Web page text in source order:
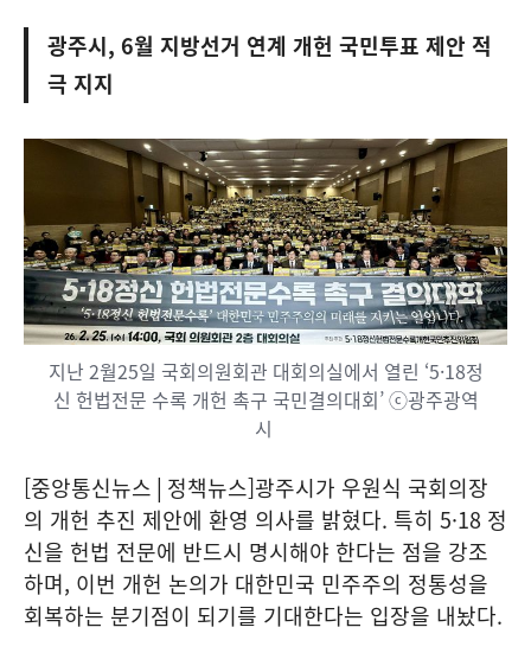
광주시, 6월 지방선거 연계 개헌 국민투표 제안 적
극 지지
지난 2월25일 국회의원회관 대회의실에서 열린 ‘5·18정
신 헌법전문 수록 개헌 촉구 국민결의대회’ ⓒ광주광역
시
[중앙통신뉴스│정책뉴스]광주시가 우원식 국회의장
의 개헌 추진 제안에 환영 의사를 밝혔다. 특히 5·18 정
신을 헌법 전문에 반드시 명시해야 한다는 점을 강조
하며, 이번 개헌 논의가 대한민국 민주주의 정통성을
회복하는 분기점이 되기를 기대한다는 입장을 내놨다.